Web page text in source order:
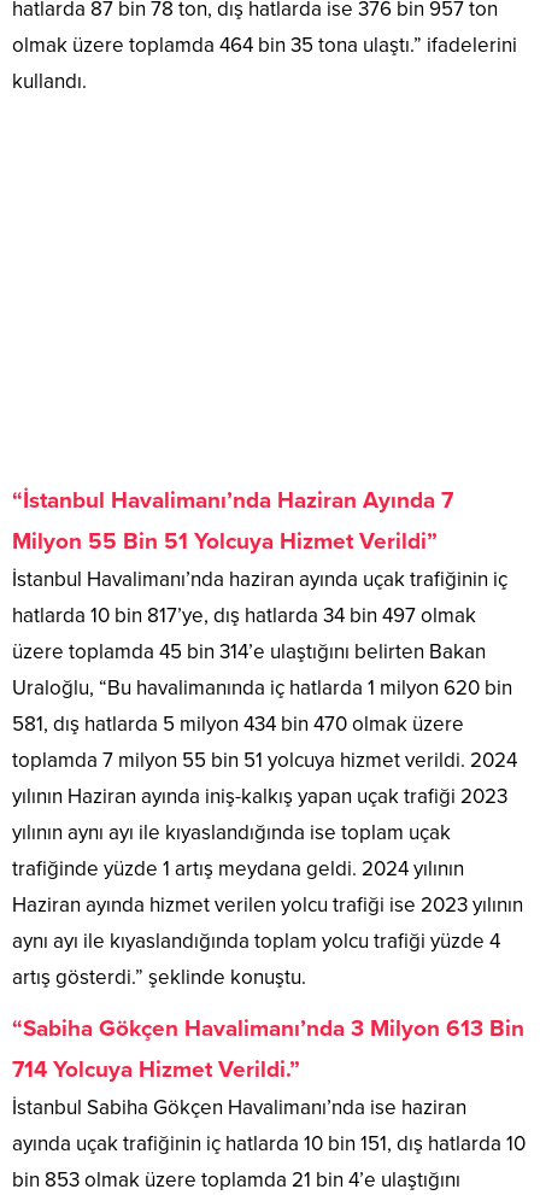
hatlarda 87 bin 78 ton, dış hatlarda ise 376 bin 957 ton
olmak üzere toplamda 464 bin 35 tona ulaştı.” ifadelerini
kullandı.
“İstanbul Havalimanı’nda Haziran Ayında 7
Milyon 55 Bin 51 Yolcuya Hizmet Verildi”
İstanbul Havalimanı’nda haziran ayında uçak trafiğinin iç
hatlarda 10 bin 817’ye, dış hatlarda 34 bin 497 olmak
üzere toplamda 45 bin 314’e ulaştığını belirten Bakan
Uraloğlu, “Bu havalimanında iç hatlarda 1 milyon 620 bin
581, dış hatlarda 5 milyon 434 bin 470 olmak üzere
toplamda 7 milyon 55 bin 51 yolcuya hizmet verildi. 2024
yılının Haziran ayında iniş-kalkış yapan uçak trafiği 2023
yılının aynı ayı ile kıyaslandığında ise toplam uçak
trafiğinde yüzde 1 artış meydana geldi. 2024 yılının
Haziran ayında hizmet verilen yolcu trafiği ise 2023 yılının
aynı ayı ile kıyaslandığında toplam yolcu trafiği yüzde 4
artış gösterdi.” şeklinde konuştu.
“Sabiha Gökçen Havalimanı’nda 3 Milyon 613 Bin
714 Yolcuya Hizmet Verildi.”
İstanbul Sabiha Gökçen Havalimanı’nda ise haziran
ayında uçak trafiğinin iç hatlarda 10 bin 151, dış hatlarda 10
bin 853 olmak üzere toplamda 21 bin 4’e ulaştığını